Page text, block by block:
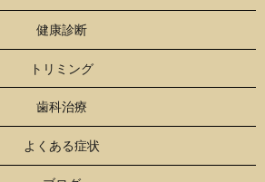
健康診断
トリミング
歯科治療
よくある症状